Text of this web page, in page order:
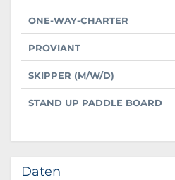
ONE-WAY-CHARTER
PROVIANT
SKIPPER (M/W/D)
STAND UP PADDLE BOARD
Daten